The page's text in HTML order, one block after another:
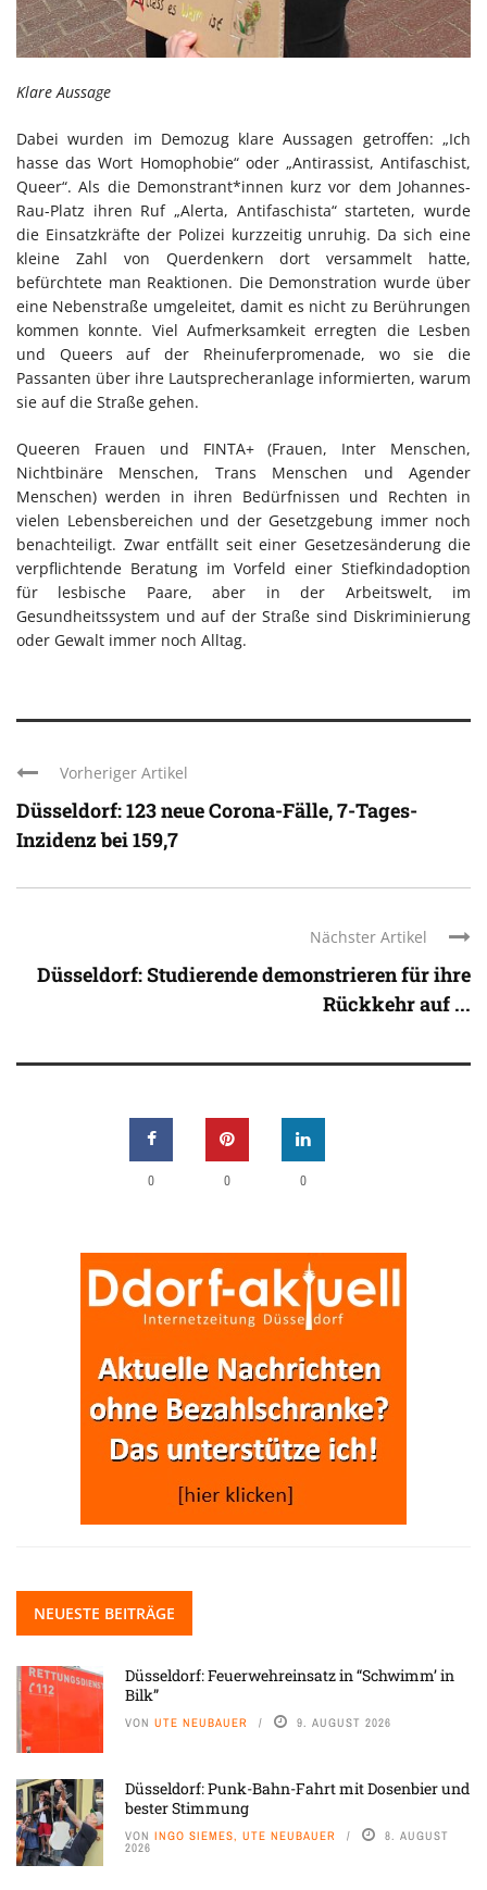
Klare Aussage
Dabei wurden im Demozug klare Aussagen getroffen: „Ich
hasse das Wort Homophobie“ oder „Antirassist, Antifaschist,
Queer“. Als die Demonstrant*innen kurz vor dem Johannes-
Rau-Platz ihren Ruf „Alerta, Antifaschista“ starteten, wurde
die Einsatzkräfte der Polizei kurzzeitig unruhig. Da sich eine
kleine Zahl von Querdenkern dort versammelt hatte,
befürchtete man Reaktionen. Die Demonstration wurde über
eine Nebenstraße umgeleitet, damit es nicht zu Berührungen
kommen konnte. Viel Aufmerksamkeit erregten die Lesben
und Queers auf der Rheinuferpromenade, wo sie die
Passanten über ihre Lautsprecheranlage informierten, warum
sie auf die Straße gehen.
Queeren Frauen und FINTA+ (Frauen, Inter Menschen,
Nichtbinäre Menschen, Trans Menschen und Agender
Menschen) werden in ihren Bedürfnissen und Rechten in
vielen Lebensbereichen und der Gesetzgebung immer noch
benachteiligt. Zwar entfällt seit einer Gesetzesänderung die
verpflichtende Beratung im Vorfeld einer Stiefkindadoption
für lesbische Paare, aber in der Arbeitswelt, im
Gesundheitssystem und auf der Straße sind Diskriminierung
oder Gewalt immer noch Alltag.
Vorheriger Artikel
Düsseldorf: 123 neue Corona-Fälle, 7-Tages-
Inzidenz bei 159,7
Nächster Artikel
Düsseldorf: Studierende demonstrieren für ihre
Rückkehr auf ...
0 0 0
NEUESTE BEITRÄGE
Düsseldorf: Feuerwehreinsatz in “Schwimm’ in
Bilk”
VON UTE NEUBAUER 9. AUGUST 2026
Düsseldorf: Punk-Bahn-Fahrt mit Dosenbier und
bester Stimmung
VON INGO SIEMES, UTE NEUBAUER 8. AUGUST
2026